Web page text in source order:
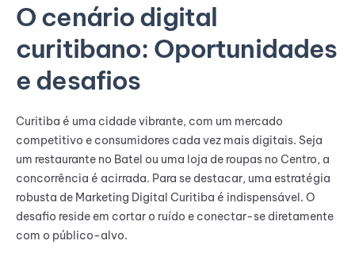
O cenário digital
curitibano: Oportunidades
e desafios
Curitiba é uma cidade vibrante, com um mercado
competitivo e consumidores cada vez mais digitais. Seja
um restaurante no Batel ou uma loja de roupas no Centro, a
concorrência é acirrada. Para se destacar, uma estratégia
robusta de Marketing Digital Curitiba é indispensável. O
desafio reside em cortar o ruído e conectar-se diretamente
com o público-alvo.